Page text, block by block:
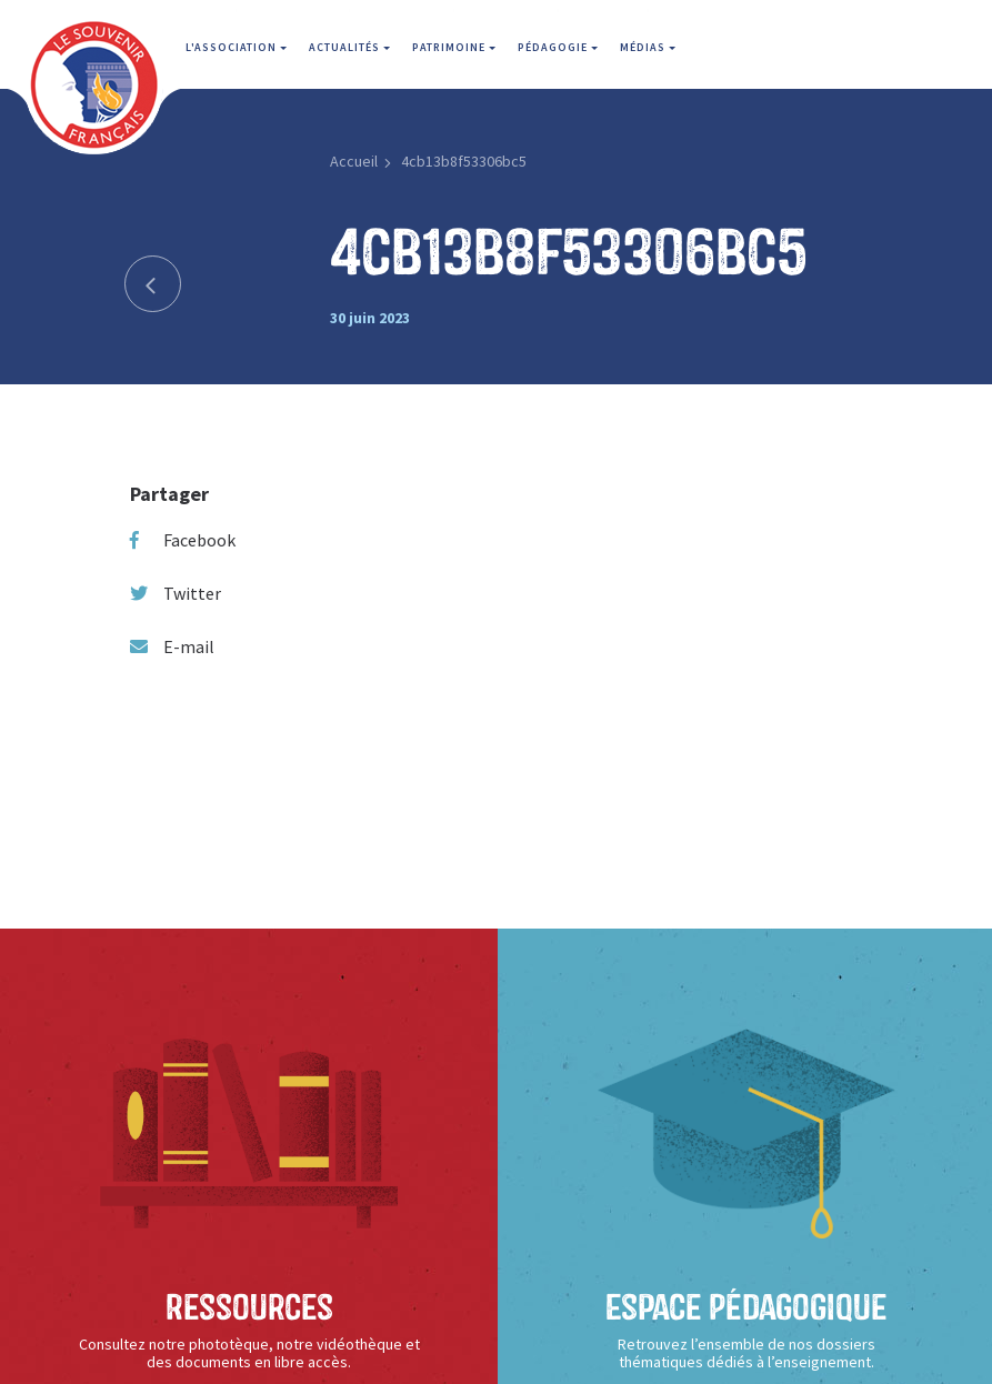
L'ASSOCIATION ACTUALITÉS PATRIMOINE PÉDAGOGIE MÉDIAS
Accueil 4cb13b8f53306bc5
4cb13b8f53306bc5
30 juin 2023
Partager
Facebook
Twitter
E-mail
Ressources
Consultez notre phototèque, notre vidéothèque et
des documents en libre accès.
Espace Pédagogique
Retrouvez l’ensemble de nos dossiers
thématiques dédiés à l’enseignement.